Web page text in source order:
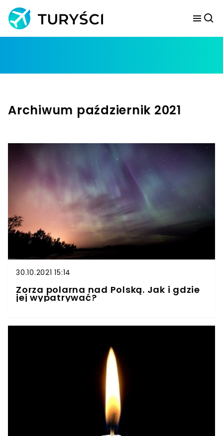
Archiwum październik 2021
30.10.2021 15:14
Zorza polarna nad Polską. Jak i gdzie
jej wypatrywać?